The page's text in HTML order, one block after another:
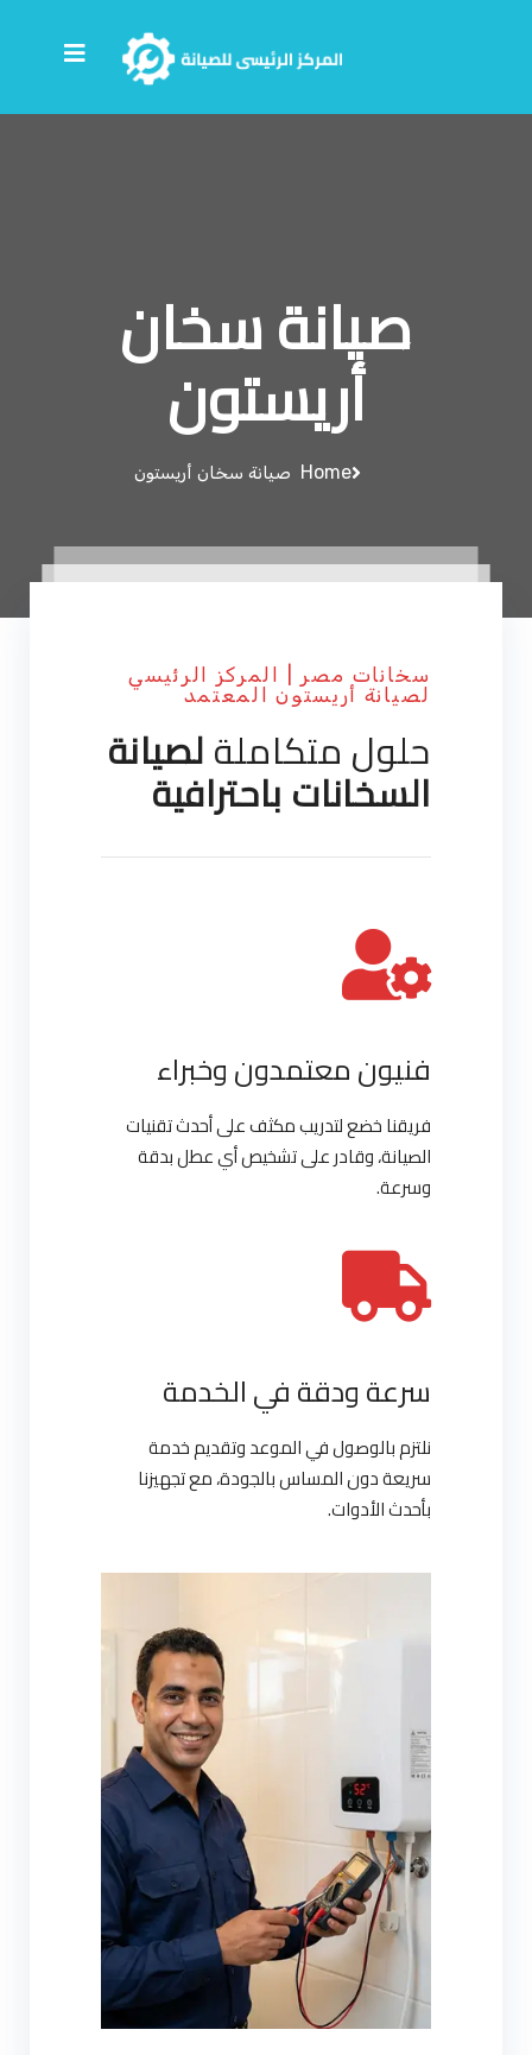
صيانة سخان
أريستون
Home صيانة سخان أريستون
سخانات مصر | المركز الرئيسي
لصيانة أريستون المعتمد
حلول متكاملةلصيانة
السخانات باحترافية
فنيون معتمدون وخبراء
فريقنا خضع لتدريب مكثف على أحدث تقنيات
الصيانة، وقادر على تشخيص أي عطل بدقة
وسرعة.
سرعة ودقة في الخدمة
نلتزم بالوصول في الموعد وتقديم خدمة
سريعة دون المساس بالجودة، مع تجهيزنا
بأحدث الأدوات.